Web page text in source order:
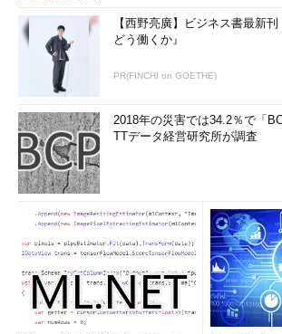
【西野亮廣】ビジネス書最新
どう働くか』
PR(FINCHI on GOETHE)
2018年の災害では34.2％で「
TTデータ経営研究所が調査